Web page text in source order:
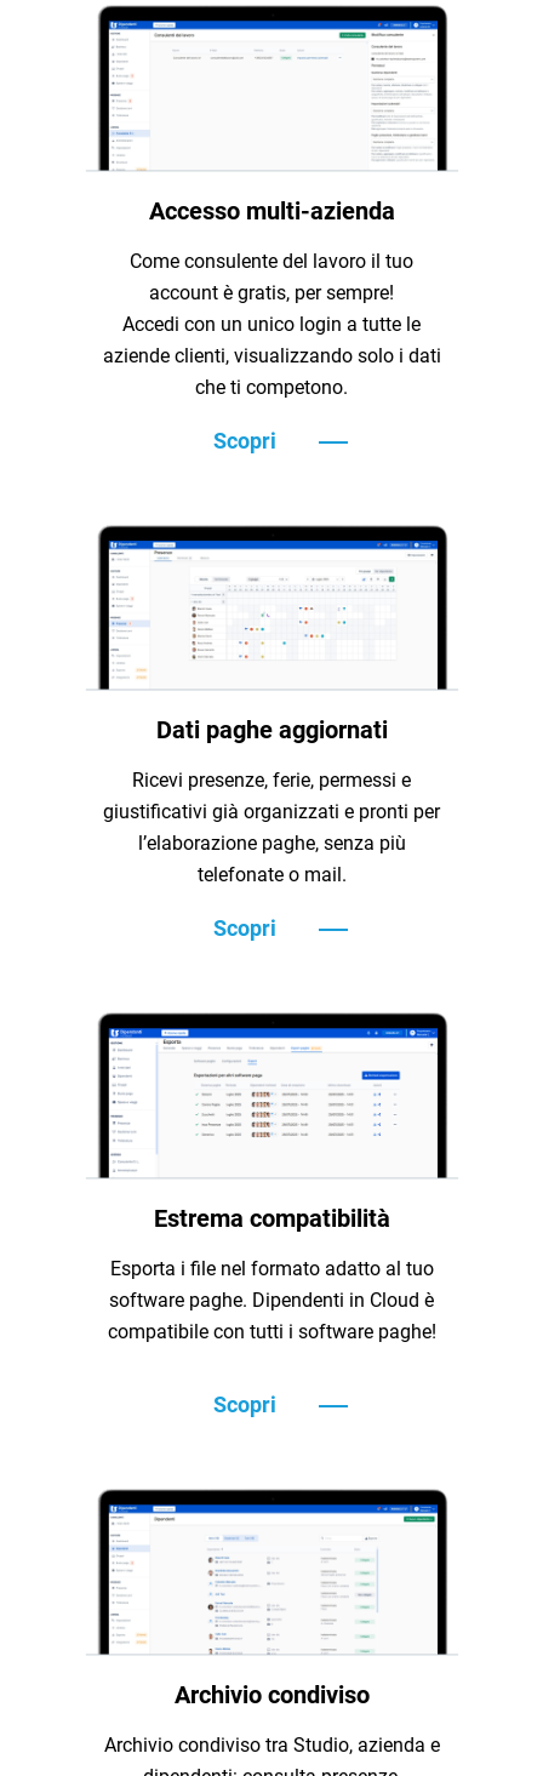
Accesso multi-azienda
Come consulente del lavoro il tuo
account è gratis, per sempre!
Accedi con un unico login a tutte le
aziende clienti, visualizzando solo i dati
che ti competono.
Scopri
Dati paghe aggiornati
Ricevi presenze, ferie, permessi e
giustificativi già organizzati e pronti per
l’elaborazione paghe, senza più
telefonate o mail.
Scopri
Estrema compatibilità
Esporta i file nel formato adatto al tuo
software paghe. Dipendenti in Cloud è
compatibile con tutti i software paghe!
Scopri
Archivio condiviso
Archivio condiviso tra Studio, azienda e